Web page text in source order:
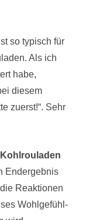
so typisch für
Als ich
habe,
diesem
zuerst!“. Sehr
Endergebnis
Reaktionen
Wohlgefühl-